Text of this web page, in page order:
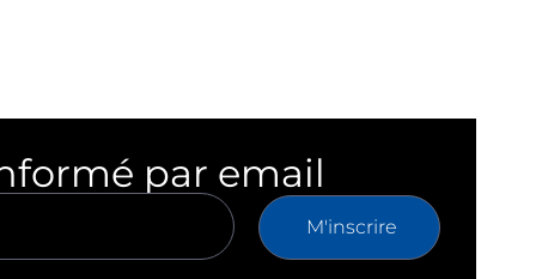
par email
M'inscrire